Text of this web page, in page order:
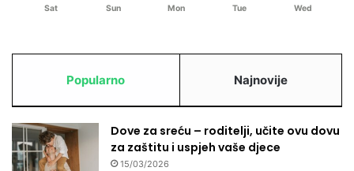
Sat Sun Mon Tue Wed
Popularno Najnovije
Dove za sreću – roditelji, učite ovu dovu
za zaštitu i uspjeh vaše djece
15/03/2026